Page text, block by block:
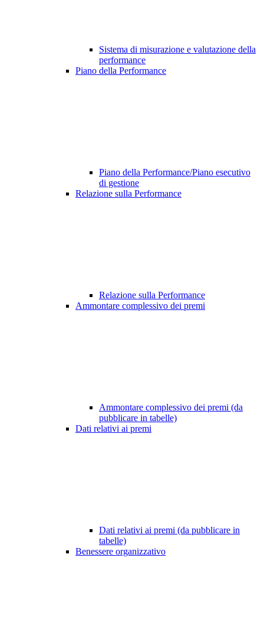
Sistema di misurazione e valutazione della
performance
Piano della Performance
Piano della Performance/Piano esecutivo
di gestione
Relazione sulla Performance
Relazione sulla Performance
Ammontare complessivo dei premi
Ammontare complessivo dei premi (da
pubblicare in tabelle)
Dati relativi ai premi
Dati relativi ai premi (da pubblicare in
tabelle)
Benessere organizzativo